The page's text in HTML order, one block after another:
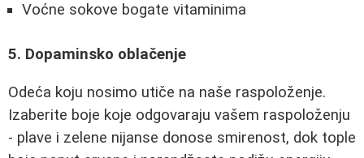
Voćne sokove bogate vitaminima
5. Dopaminsko oblačenje
Odeća koju nosimo utiče na naše raspoloženje.
Izaberite boje koje odgovaraju vašem raspoloženju
- plave i zelene nijanse donose smirenost, dok tople